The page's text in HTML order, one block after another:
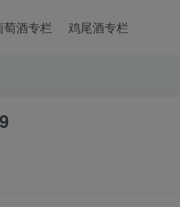
萄酒专栏 鸡尾酒专栏